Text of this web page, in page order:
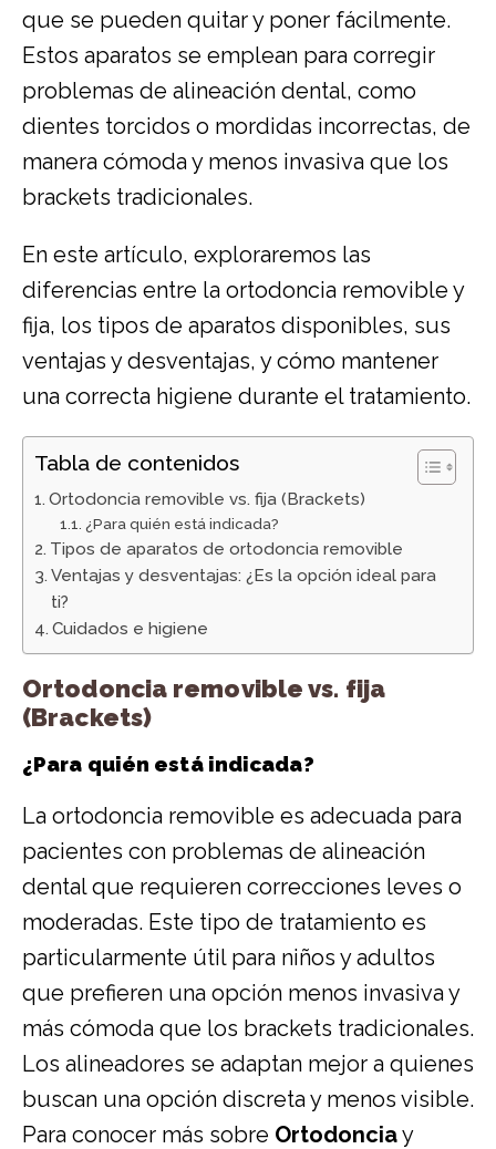
que se pueden quitar y poner fácilmente.
Estos aparatos se emplean para corregir
problemas de alineación dental, como
dientes torcidos o mordidas incorrectas, de
manera cómoda y menos invasiva que los
brackets tradicionales.
En este artículo, exploraremos las
diferencias entre la ortodoncia removible y
fija, los tipos de aparatos disponibles, sus
ventajas y desventajas, y cómo mantener
una correcta higiene durante el tratamiento.
Tabla de contenidos
Ortodoncia removible vs. fija (Brackets)
¿Para quién está indicada?
Tipos de aparatos de ortodoncia removible
Ventajas y desventajas: ¿Es la opción ideal para
ti?
Cuidados e higiene
Ortodoncia removible vs. fija
(Brackets)
¿Para quién está indicada?
La ortodoncia removible es adecuada para
pacientes con problemas de alineación
dental que requieren correcciones leves o
moderadas. Este tipo de tratamiento es
particularmente útil para niños y adultos
que prefieren una opción menos invasiva y
más cómoda que los brackets tradicionales.
Los alineadores se adaptan mejor a quienes
buscan una opción discreta y menos visible.
Para conocer más sobre Ortodonciay